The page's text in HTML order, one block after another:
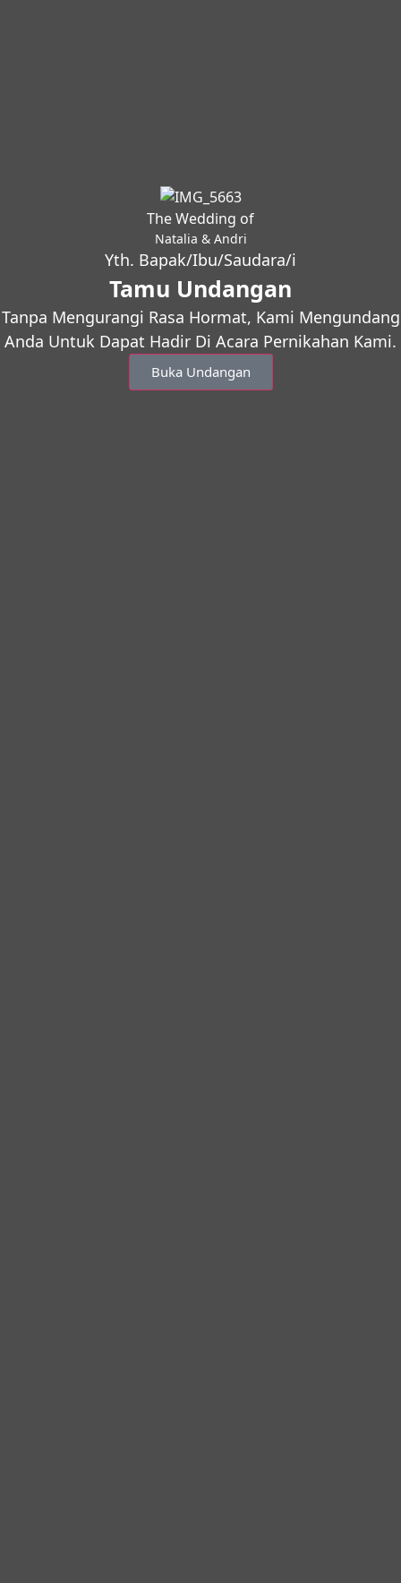
The Wedding of
Natalia & Andri
Yth. Bapak/Ibu/Saudara/i
Tamu Undangan
Tanpa Mengurangi Rasa Hormat, Kami Mengundang
Anda Untuk Dapat Hadir Di Acara Pernikahan Kami.
Buka Undangan